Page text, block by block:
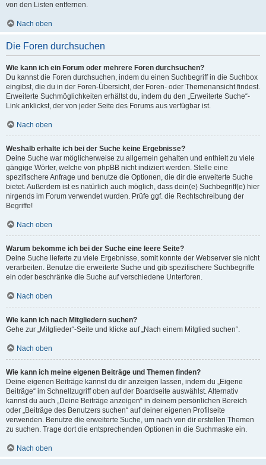
von den Listen entfernen.
Nach oben
Die Foren durchsuchen
Wie kann ich ein Forum oder mehrere Foren durchsuchen?
Du kannst die Foren durchsuchen, indem du einen Suchbegriff in die Suchbox
eingibst, die du in der Foren-Übersicht, der Foren- oder Themenansicht findest.
Erweiterte Suchmöglichkeiten erhältst du, indem du den „Erweiterte Suche“-
Link anklickst, der von jeder Seite des Forums aus verfügbar ist.
Nach oben
Weshalb erhalte ich bei der Suche keine Ergebnisse?
Deine Suche war möglicherweise zu allgemein gehalten und enthielt zu viele
gängige Wörter, welche von phpBB nicht indiziert werden. Stelle eine
spezifischere Anfrage und benutze die Optionen, die dir die erweiterte Suche
bietet. Außerdem ist es natürlich auch möglich, dass dein(e) Suchbegriff(e) hier
nirgends im Forum verwendet wurden. Prüfe ggf. die Rechtschreibung der
Begriffe!
Nach oben
Warum bekomme ich bei der Suche eine leere Seite?
Deine Suche lieferte zu viele Ergebnisse, somit konnte der Webserver sie nicht
verarbeiten. Benutze die erweiterte Suche und gib spezifischere Suchbegriffe
ein oder beschränke die Suche auf verschiedene Unterforen.
Nach oben
Wie kann ich nach Mitgliedern suchen?
Gehe zur „Mitglieder“-Seite und klicke auf „Nach einem Mitglied suchen“.
Nach oben
Wie kann ich meine eigenen Beiträge und Themen finden?
Deine eigenen Beiträge kannst du dir anzeigen lassen, indem du „Eigene
Beiträge“ im Schnellzugriff oben auf der Boardseite auswählst. Alternativ
kannst du auch „Deine Beiträge anzeigen“ in deinem persönlichen Bereich
oder „Beiträge des Benutzers suchen“ auf deiner eigenen Profilseite
verwenden. Benutze die erweiterte Suche, um nach von dir erstellen Themen
zu suchen. Trage dort die entsprechenden Optionen in die Suchmaske ein.
Nach oben